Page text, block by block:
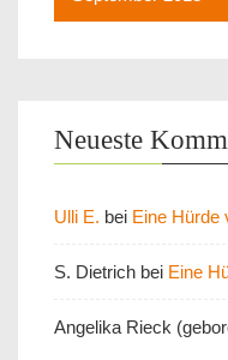
Neueste
Ulli E. bei Eine Hürde
S. Dietrich bei Eine
Angelika Rieck